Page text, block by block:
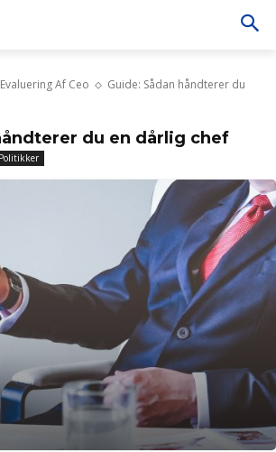
Evaluering Af Ceo
Guide: Sådan håndterer du
du en dårlig chef